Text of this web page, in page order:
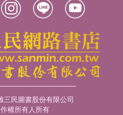
三民圖書股份有限公司
權所有人所有